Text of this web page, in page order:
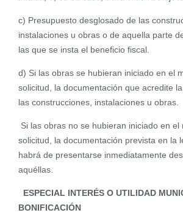
c) Presupuesto desglosado de las
instalaciones u obras o de aquella parte
las que se insta el beneficio fiscal.
d) Si las obras se hubieran iniciado en el
solicitud, la documentación que acredite
las construcciones, instalaciones u obras.
Si las obras no se hubieran iniciado en el
solicitud, la documentación prevista en la
habrá de presentarse inmediatamente
aquéllas.
ESPECIAL INTERÉS O
BONIFICACIÓN